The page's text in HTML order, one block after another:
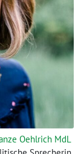
Oehlrich MdL